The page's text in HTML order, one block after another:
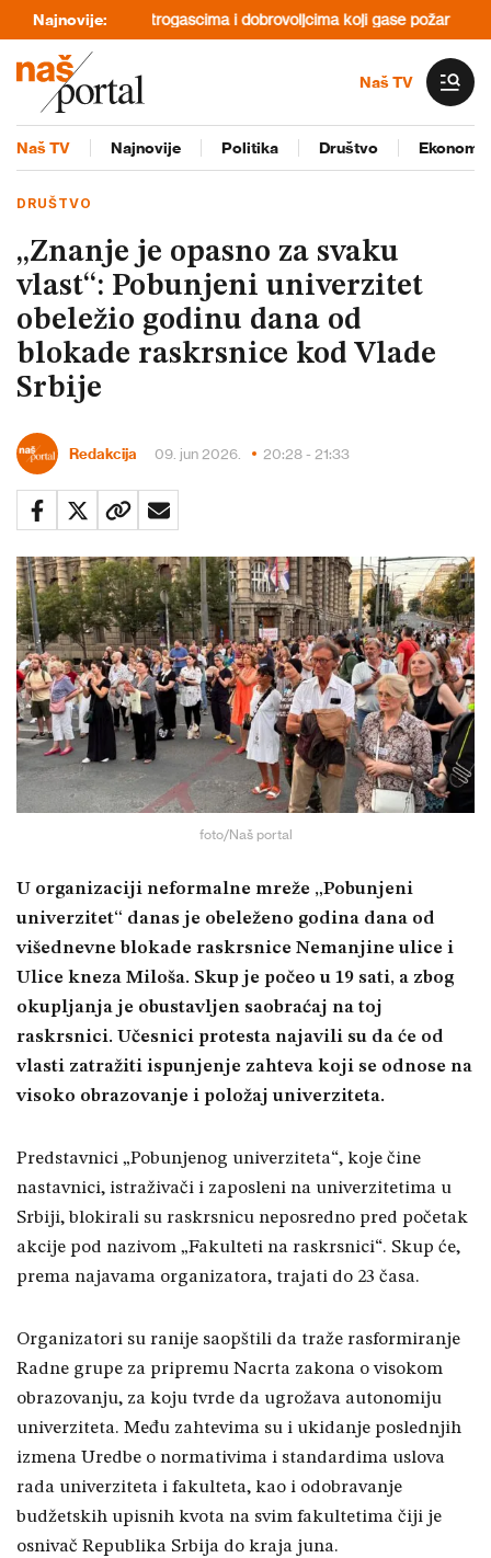
Najnovije:
vatrogascima i dobrovoljcima koji gase požar Marinika
Naš TV
Naš TV Najnovije Politika Društvo
DRUŠTVO
„Znanje je opasno za svaku
vlast“: Pobunjeni univerzitet
obeležio godinu dana od
blokade raskrsnice kod Vlade
Srbije
Redakcija 09. jun 2026. 20:28 - 21:33
foto/Naš portal
U organizaciji neformalne mreže „Pobunjeni
univerzitet“ danas je obeleženo godina dana od
višednevne blokade raskrsnice Nemanjine ulice i
Ulice kneza Miloša. Skup je počeo u 19 sati, a zbog
okupljanja je obustavljen saobraćaj na toj
raskrsnici. Učesnici protesta najavili su da će od
vlasti zatražiti ispunjenje zahteva koji se odnose na
visoko obrazovanje i položaj univerziteta.
Predstavnici „Pobunjenog univerziteta“, koje čine
nastavnici, istraživači i zaposleni na univerzitetima u
Srbiji, blokirali su raskrsnicu neposredno pred početak
akcije pod nazivom „Fakulteti na raskrsnici“. Skup će,
prema najavama organizatora, trajati do 23 časa.
Organizatori su ranije saopštili da traže rasformiranje
Radne grupe za pripremu Nacrta zakona o visokom
obrazovanju, za koju tvrde da ugrožava autonomiju
univerziteta. Među zahtevima su i ukidanje poslednjih
izmena Uredbe o normativima i standardima uslova
rada univerziteta i fakulteta, kao i odobravanje
budžetskih upisnih kvota na svim fakultetima čiji je
osnivač Republika Srbija do kraja juna.